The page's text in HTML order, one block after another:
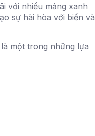
với nhiều mảng xanh
sự hài hòa với biển và